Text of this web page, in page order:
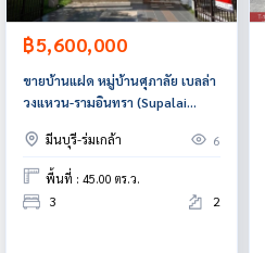
฿5,600,000
ขายบ้านแฝด หมู่บ้านศุภาลัย เบลล่า
วงแหวน-รามอินทรา (Supalai
มีนบุรี-ร่มเกล้า
6
พื้นที่ : 45.00 ตร.ว.
3 2